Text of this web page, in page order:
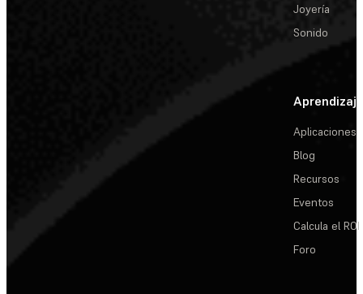
Joyería
Sonido
Aprendizaje
Aplicaciones
Blog
Recursos
Eventos
Calcula el ROI
Foro